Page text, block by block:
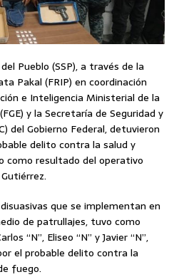
Pueblo (SSP), a través de la
Pakal (FRIP) en coordinación
e Inteligencia Ministerial de la
y la Secretaría de Seguridad y
del Gobierno Federal, detuvieron
delito contra la salud y
como resultado del operativo
que se implementan en
de patrullajes, tuvo como
“N”, Eliseo “N” y Javier “N”,
el probable delito contra la
fuego.